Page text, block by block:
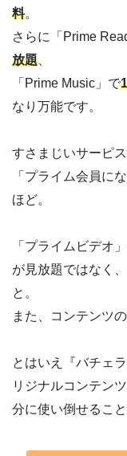
料。
さらに「Prime
放題
「Prime Music」で
なり万能です。
すさまじいサーピ
「プライム会員に
ほど。
「プライムビデオ
が見放題ではなく
と。
また、コンテンツ
とはいえ『バチェ
リジナルコンテン
分に使い倒せること